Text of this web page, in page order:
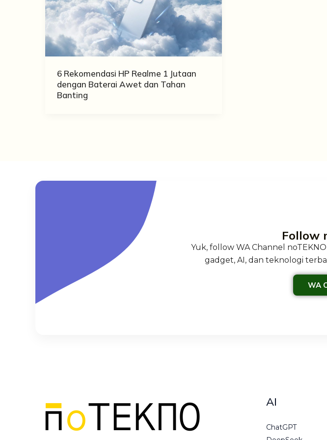
6 Rekomendasi HP Realme 1 Jutaan
dengan Baterai Awet dan Tahan
Banting
Follow
Yuk, follow WA Channel
gadget, AI, dan teknologi
WA
AI
ChatGPT